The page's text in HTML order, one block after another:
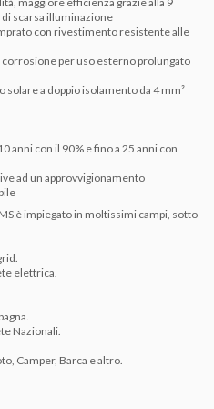
scarsa illuminazione
con rivestimento resistente alle
per uso esterno prolungato
solare a doppio isolamento da 4 mm²
anni con il 90% e fino a 25 anni con
ad un approvvigionamento
èimpiegato in moltissimi campi, sotto
elettrica.
Nazionali.
Camper, Barca e altro.